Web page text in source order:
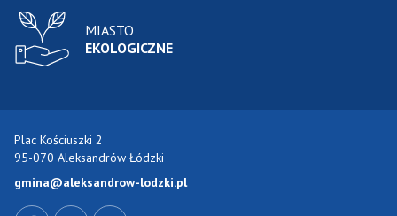
MIASTO
EKOLOGICZNE
Plac Kościuszki 2
95-070 Aleksandrów Łódzki
gmina@aleksandrow-lodzki.pl